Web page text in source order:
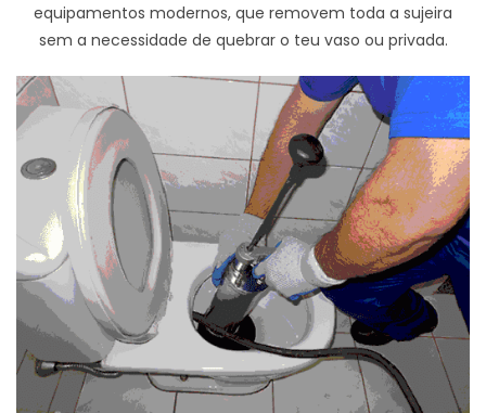
equipamentos modernos, que removem toda a sujeira
sem a necessidade de quebrar o teu vaso ou privada.